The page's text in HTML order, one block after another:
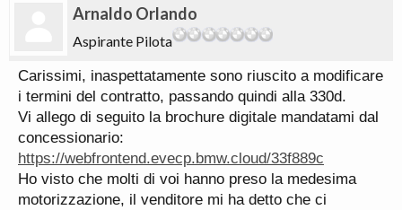
Arnaldo Orlando
Aspirante Pilota
Carissimi, inaspettatamente sono riuscito a modificare
i termini del contratto, passando quindi alla 330d.
Vi allego di seguito la brochure digitale mandatami dal
concessionario:
https://webfrontend.evecp.bmw.cloud/33f889c
Ho visto che molti di voi hanno preso la medesima
motorizzazione, il venditore mi ha detto che ci